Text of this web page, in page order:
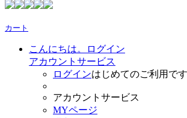
カート
こんにちは。ログイン
アカウントサービス
ログインはじめてのご利用で
アカウントサービス
MYページ